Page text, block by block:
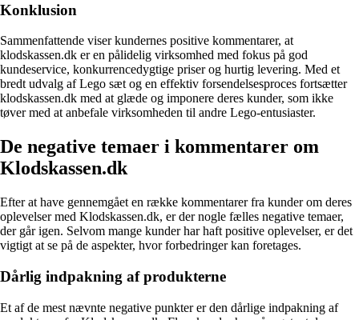
Konklusion
Sammenfattende viser kundernes positive kommentarer, at
klodskassen.dk er en pålidelig virksomhed med fokus på god
kundeservice, konkurrencedygtige priser og hurtig levering. Med et
bredt udvalg af Lego sæt og en effektiv forsendelsesproces fortsætter
klodskassen.dk med at glæde og imponere deres kunder, som ikke
tøver med at anbefale virksomheden til andre Lego-entusiaster.
De negative temaer i kommentarer om
Klodskassen.dk
Efter at have gennemgået en række kommentarer fra kunder om deres
oplevelser med Klodskassen.dk, er der nogle fælles negative temaer,
der går igen. Selvom mange kunder har haft positive oplevelser, er det
vigtigt at se på de aspekter, hvor forbedringer kan foretages.
Dårlig indpakning af produkterne
Et af de mest nævnte negative punkter er den dårlige indpakning af